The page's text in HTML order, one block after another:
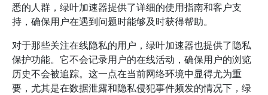
悉的人群，绿叶加速器提供了详细的使用指南和客户支
持，确保用户在遇到问题时能够及时获得帮助。
对于那些关注在线隐私的用户，绿叶加速器也提供了隐私
保护功能。它不会记录用户的在线活动，确保用户的浏览
历史不会被追踪。这一点在当前网络环境中显得尤为重
要，尤其是在数据泄露和隐私侵犯事件频发的情况下，绿